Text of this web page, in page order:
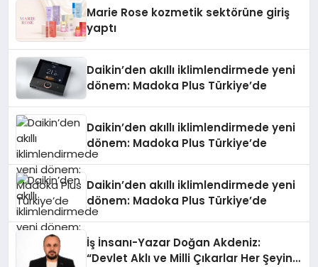
Marie Rose kozmetik sektörüne giriş
yaptı
Daikin’den akıllı iklimlendirmede yeni
dönem: Madoka Plus Türkiye’de
Daikin’den akıllı iklimlendirmede yeni
dönem: Madoka Plus Türkiye’de
Daikin’den akıllı iklimlendirmede yeni
dönem: Madoka Plus Türkiye’de
İş İnsanı-Yazar Doğan Akdeniz:
“Devlet Aklı ve Milli Çıkarlar Her Şeyin